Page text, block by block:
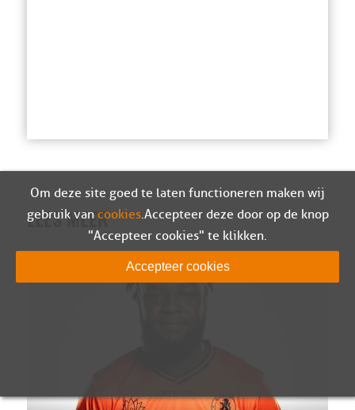
LEES MEER
Om deze site goed te laten functioneren maken wij
gebruik van cookies. Accepteer deze door op de knop
"Accepteer cookies" te klikken.
Accepteer cookies